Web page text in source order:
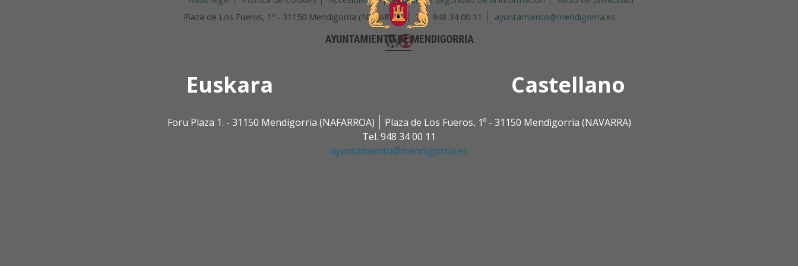
Euskara Castellano
Foru Plaza 1. - 31150 Mendigorria (NAFARROA)
Plaza de Los Fueros, 1º - 31150 Mendigorria (NAVARRA)
Tel. 948 34 00 11
ayuntamiento@mendigorria.es
Plaza de Los Fueros, 1º - 31150 Mendigorria (NAVARRA)
Tel. 948 34 00 11 ayuntamiento@mendigorria.es